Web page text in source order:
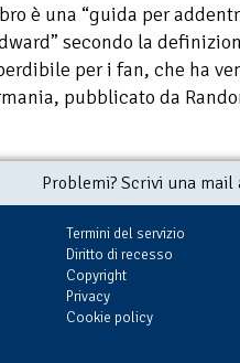
è una “guida per
secondo la
per i fan, che ha
pubblicato da
Problemi? Scrivi una
Termini del servizio
Diritto di recesso
Copyright
Privacy
Cookie policy